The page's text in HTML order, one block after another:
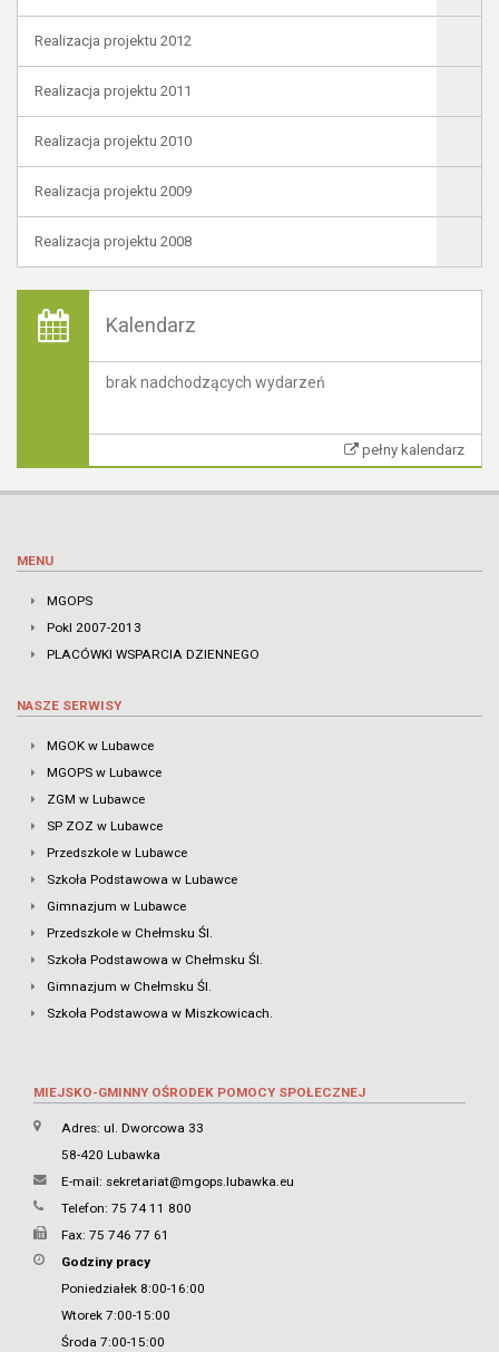
Realizacja projektu 2012
Realizacja projektu 2011
Realizacja projektu 2010
Realizacja projektu 2009
Realizacja projektu 2008
Kalendarz
brak nadchodzących wydarzeń
pełny kalendarz
MENU
MGOPS
Pokl 2007-2013
PLACÓWKI WSPARCIA DZIENNEGO
NASZE SERWISY
MGOK w Lubawce
MGOPS w Lubawce
ZGM w Lubawce
SP ZOZ w Lubawce
Przedszkole w Lubawce
Szkoła Podstawowa w Lubawce
Gimnazjum w Lubawce
Przedszkole w Chełmsku Śl.
Szkoła Podstawowa w Chełmsku Śl.
Gimnazjum w Chełmsku Śl.
Szkoła Podstawowa w Miszkowicach.
MIEJSKO-GMINNY OŚRODEK POMOCY SPOŁECZNEJ
Adres: ul. Dworcowa 33
58-420 Lubawka
E-mail: sekretariat@mgops.lubawka.eu
Telefon: 75 74 11 800
Fax: 75 746 77 61
Godziny pracy
Poniedziałek 8:00-16:00
Wtorek 7:00-15:00
Środa 7:00-15:00